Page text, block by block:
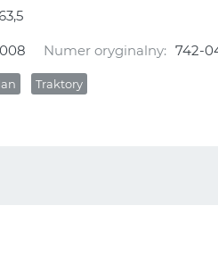
Numer oryginalny: 742-
Traktory